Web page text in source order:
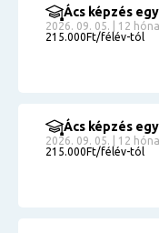
Ács képzés
2026. 09. 05. | 12
215.000Ft/félév-tól
Ács képzés
2026. 09. 05. | 12
215.000Ft/félév-tól